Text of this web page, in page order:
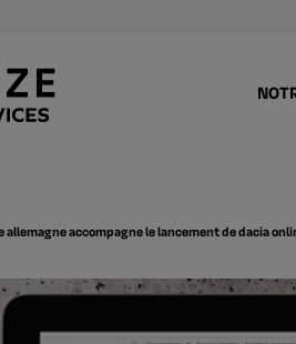
accompagne le lancement de dacia